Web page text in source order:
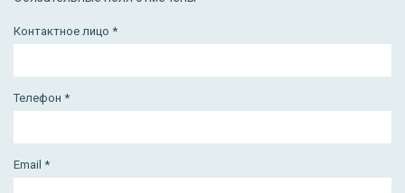
Контактное лицо *
Телефон *
Email *